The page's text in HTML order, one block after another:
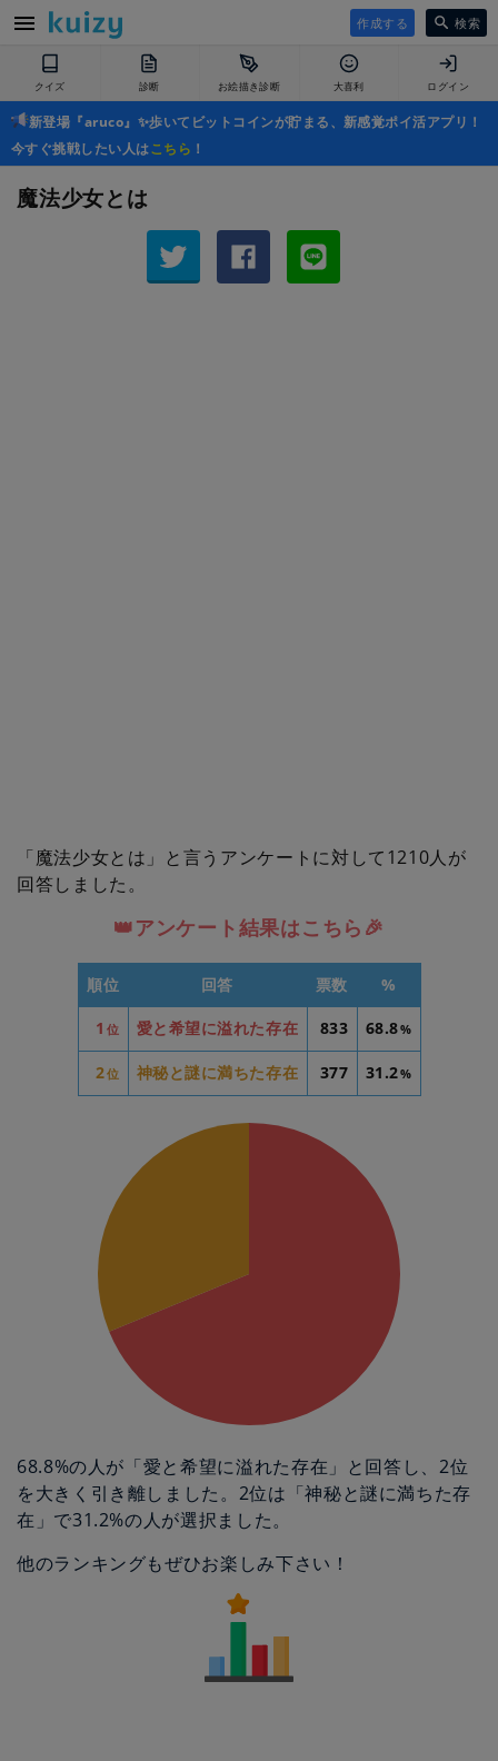
作成する 検索
クイズ 診断 お絵描き診断 大喜利 ログイン
新登場『aruco』✨歩いてビットコインが貯まる、新感覚ポイ活アプリ！
今すぐ挑戦したい人はこちら ！
魔法少女とは
「魔法少女とは」と言うアンケートに対して1210人が
回答しました。
👑アンケート結果はこちら🎉
順位 回答 票数 %
1 位 愛と希望に溢れた存在 833 68.8%
2位 神秘と謎に満ちた存在 377 31.2%
68.8%の人が「愛と希望に溢れた存在」と回答し、2位
を大きく引き離しました。2位は「神秘と謎に満ちた存
在」で31.2%の人が選択ました。
他のランキングもぜひお楽しみ下さい！